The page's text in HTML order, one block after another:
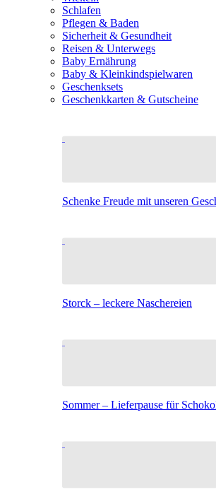
Schlafen
Pflegen & Baden
Sicherheit & Gesundheit
Reisen & Unterwegs
Baby Ernährung
Baby & Kleinkindspielwaren
Geschenksets
Geschenkkarten & Gutscheine
Schenke Freude mit unseren
Storck – leckere Naschereien
Sommer – Lieferpause für